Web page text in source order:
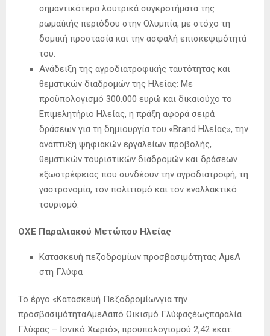
σημαντικότερα λουτρικά συγκροτήματα της
ρωμαϊκής περιόδου στην Ολυμπία, με στόχο τη
δομική προστασία και την ασφαλή επισκεψιμότητά
του.
Ανάδειξη της αγροδιατροφικής ταυτότητας και
θεματικών διαδρομών της Ηλείας: Με
προϋπολογισμό 300.000 ευρώ και δικαιούχο το
Επιμελητήριο Ηλείας, η πράξη αφορά σειρά
δράσεων για τη δημιουργία του «Brand Ηλείας», την
ανάπτυξη ψηφιακών εργαλείων προβολής,
θεματικών τουριστικών διαδρομών και δράσεων
εξωστρέφειας που συνδέουν την αγροδιατροφή, τη
γαστρονομία, τον πολιτισμό και τον εναλλακτικό
τουρισμό.
ΟΧΕ Παραλιακού Μετώπου Ηλείας
Κατασκευή πεζοδρομίων προσβασιμότητας ΑμεΑ
στη Γλύφα
Το έργο «Κατασκευή Πεζοδρομίωνγια την
προσβασιμότηταΑμεΑαπό Οικισμό Γλύφαςέωςπαραλία
Γλύφας – Ιονικό Χωριό», προϋπολογισμού 2,42 εκατ.